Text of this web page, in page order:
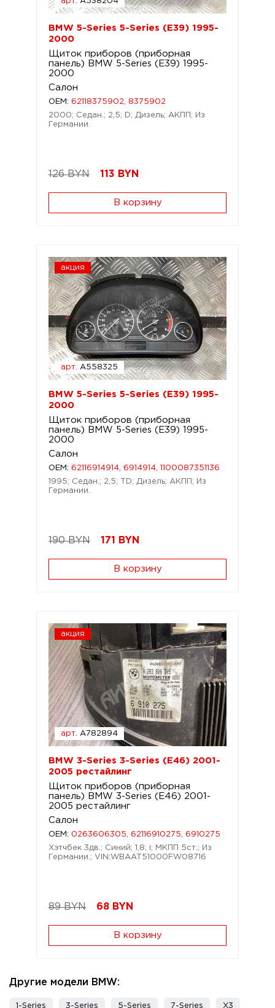
BMW 5-Series 5-Series (E39) 1995-
2000
Щиток приборов (приборная
панель) BMW 5-Series (E39) 1995-
2000
Салон
OEM: 62118375902, 8375902
2000; Седан.; 2,5; D; Дизель; АКПП; Из
Германии.
126 BYN 113 BYN
В корзину
акция
арт. A558325
BMW 5-Series 5-Series (E39) 1995-
2000
Щиток приборов (приборная
панель) BMW 5-Series (E39) 1995-
2000
Салон
OEM: 62116914914, 6914914, 1100087351136
1995; Седан.; 2,5; TD; Дизель; АКПП; Из
Германии.
190 BYN 171 BYN
В корзину
акция
арт. A782894
BMW 3-Series 3-Series (E46) 2001-
2005 рестайлинг
Щиток приборов (приборная
панель) BMW 3-Series (E46) 2001-
2005 рестайлинг
Салон
OEM: 0263606305, 62116910275, 6910275
Хэтчбек 3дв.; Синий; 1,8; i; МКПП 5ст.; Из
Германии.; VIN:WBAAT51000FW08716
89 BYN 68 BYN
В корзину
Другие модели BMW:
1-Series 3-Series 5-Series 7-Series X3